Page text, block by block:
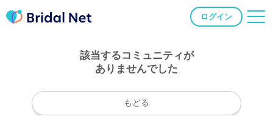
ログイン
該当するコミュニティが
ありませんでした
もどる